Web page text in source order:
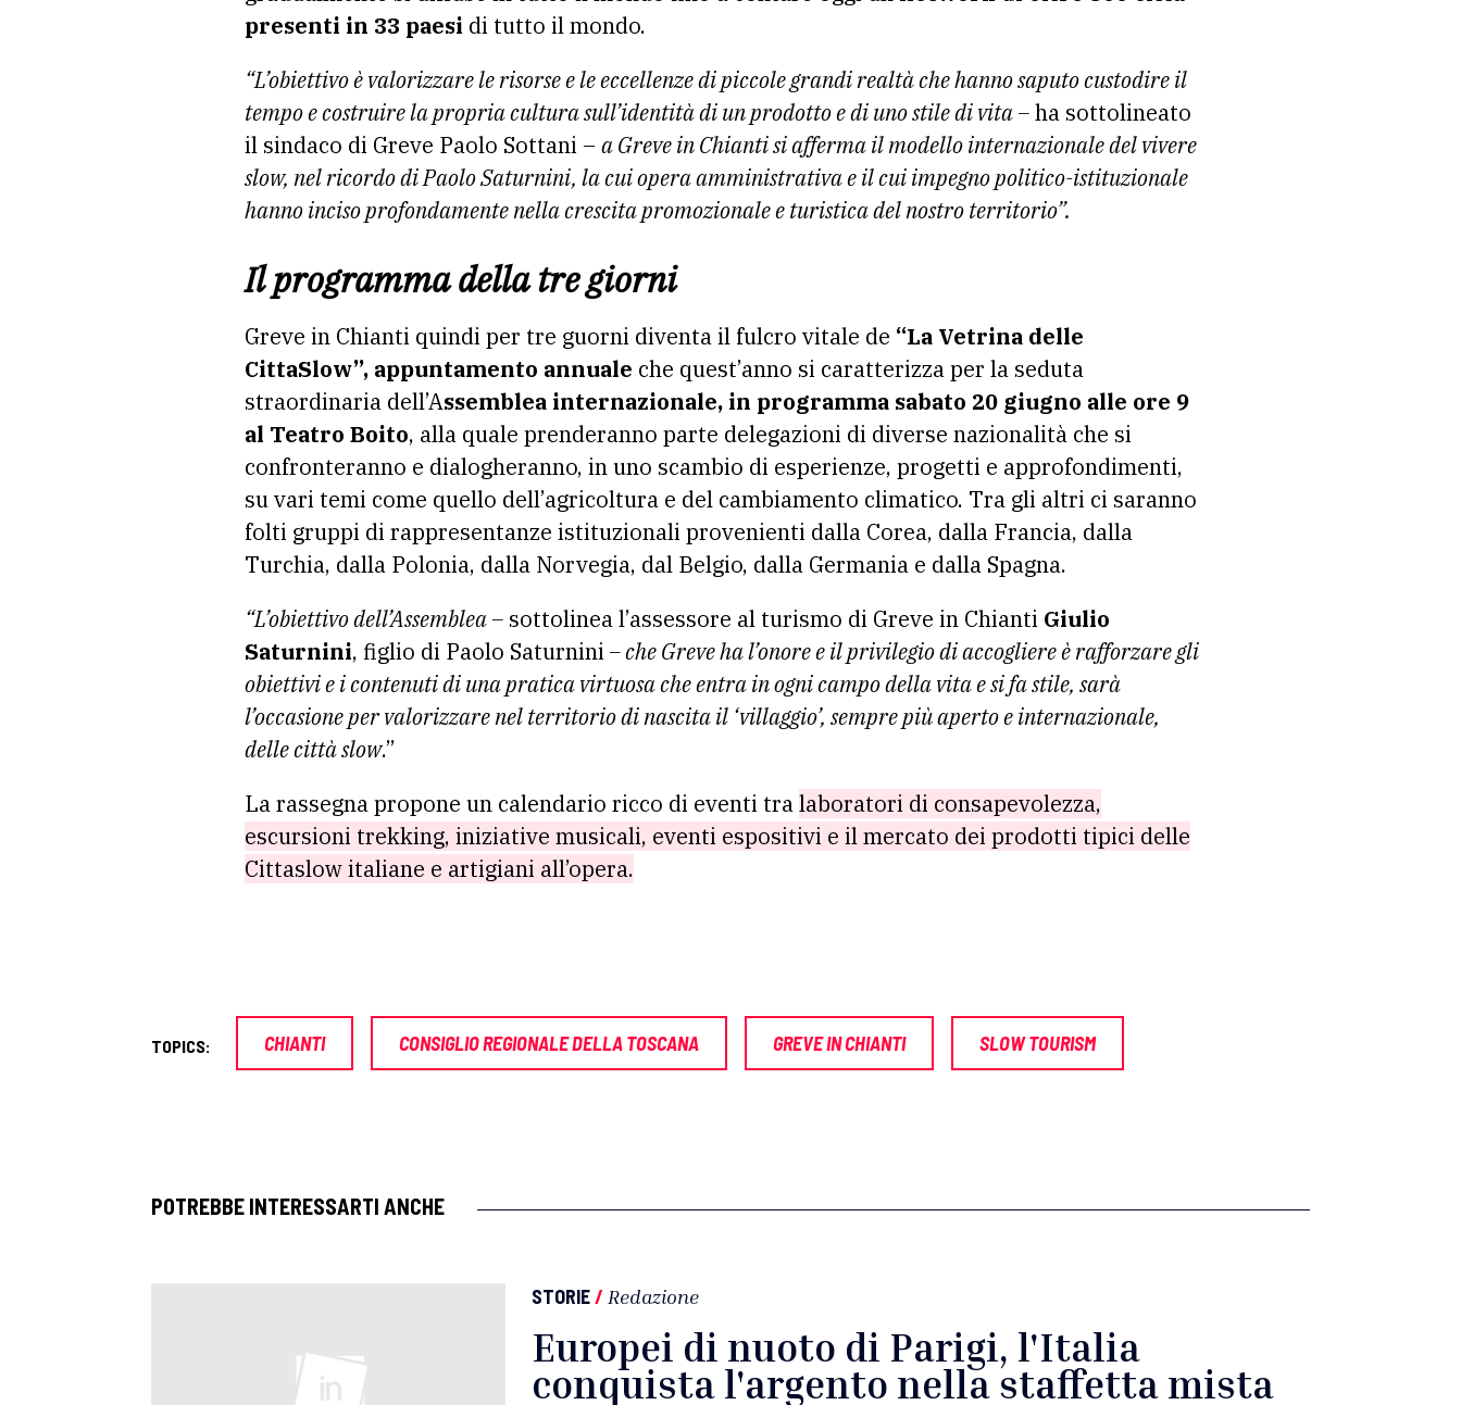
presenti in 33 paesi di tutto il mondo.
“L’obiettivo è valorizzare le risorse e le eccellenze di piccole grandi realtà che hanno saputo custodire il
tempo e costruire la propria cultura sull’identità di un prodotto e di uno stile di vita –ha sottolineato
il sindaco di Greve Paolo Sottani – a Greve in Chianti si afferma il modello internazionale del vivere
slow, nel ricordo di Paolo Saturnini, la cui opera amministrativa e il cui impegno politico-istituzionale
hanno inciso profondamente nella crescita promozionale e turistica del nostro territorio”.
Il programma della tre giorni
Greve in Chianti quindi per tre guorni diventa il fulcro vitale de “La Vetrina delle
CittaSlow”, appuntamento annuale che quest’anno si caratterizza per la seduta
straordinaria dell’Assemblea internazionale, in programma sabato 20 giugno alle ore 9
al Teatro Boito, alla quale prenderanno parte delegazioni di diverse nazionalità che si
confronteranno e dialogheranno, in uno scambio di esperienze, progetti e approfondimenti,
su vari temi come quello dell’agricoltura e del cambiamento climatico. Tra gli altri ci saranno
folti gruppi di rappresentanze istituzionali provenienti dalla Corea, dalla Francia, dalla
Turchia, dalla Polonia, dalla Norvegia, dal Belgio, dalla Germania e dalla Spagna.
“L’obiettivo dell’Assemblea – sottolinea l’assessore al turismo di Greve in Chianti Giulio
Saturnini, figlio di Paolo Saturnini – che Greve ha l’onore e il privilegio di accogliere è rafforzare gli
obiettivi e i contenuti di una pratica virtuosa che entra in ogni campo della vita e si fa stile, sarà
l’occasione per valorizzare nel territorio di nascita il ‘villaggio’, sempre più aperto e internazionale,
delle città slow.”
La rassegna propone un calendario ricco di eventi tralaboratori di consapevolezza,
escursioni trekking, iniziative musicali, eventi espositivi e il mercato dei prodotti tipici delle
Cittaslow italiane e artigiani all’opera.
TOPICS: CHIANTI CONSIGLIO REGIONALE DELLA TOSCANA GREVE IN CHIANTI SLOW TOURISM
POTREBBE INTERESSARTI ANCHE
STORIE/ Redazione
Europei di nuoto di Parigi, l'Italia
conquista l'argento nella staffetta mista